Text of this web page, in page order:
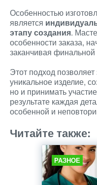
Особенностью
является
этапу создания.
особенности заказа,
заканчивая финальной
Этот подход позволяет
уникальное изделие,
но и принимать
результате каждая
особенной и
Читайте также:
РАЗНОЕ